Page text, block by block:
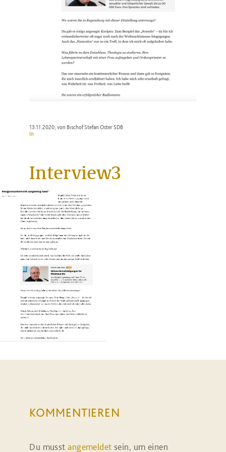
13.11.2020, von Bischof Stefan Oster SDB
In
Interview3
KOMMENTIEREN
Du musstangemeldet sein, um einen